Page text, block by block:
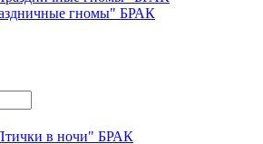
гномы" БРАК